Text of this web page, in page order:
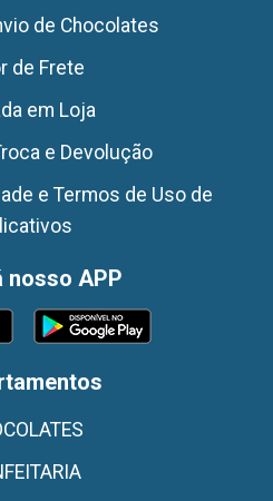
de Chocolates
de Frete
em Loja
e Devolução
e Termos de Uso de
nosso APP